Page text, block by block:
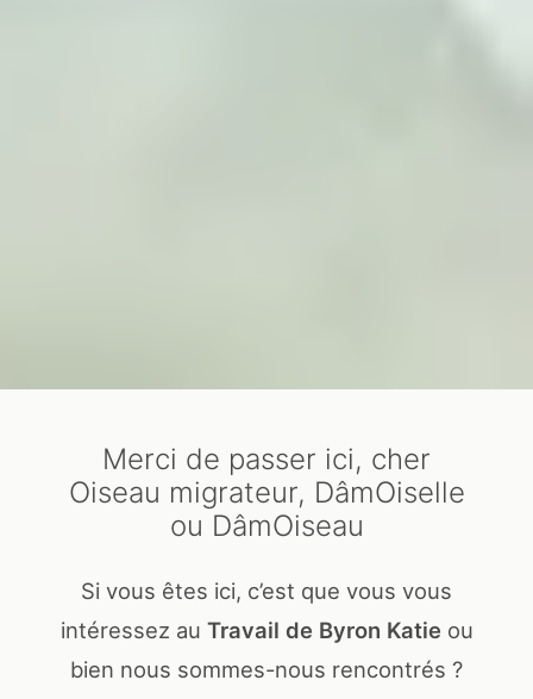
Merci de passer ici, cher
Oiseau migrateur, DâmOiselle
ou DâmOiseau
Si vous êtes ici, c’est que vous vous
intéressez au Travail de Byron Katie ou
bien nous sommes-nous rencontrés ?